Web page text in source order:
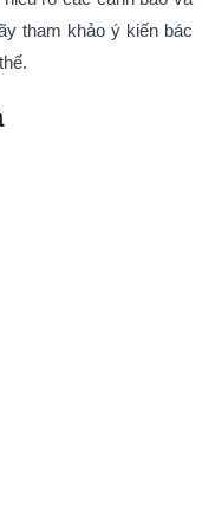
tham khảo ý kiến bác